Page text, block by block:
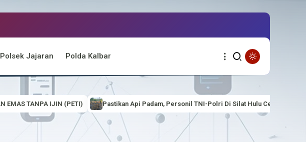
Polsek Jajaran Polda Kalbar
Pastikan Api Padam, Personil TNI-Polri Di Silat Hulu Cek Titik Hotspot Cek titik api ,